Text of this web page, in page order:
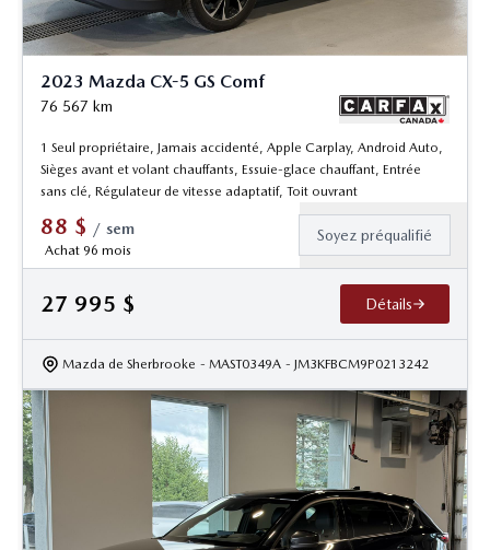
2023 Mazda CX-5 GS Comf
76 567 km
1 Seul propriétaire, Jamais accidenté, Apple Carplay, Android Auto,
Sièges avant et volant chauffants, Essuie-glace chauffant, Entrée
sans clé, Régulateur de vitesse adaptatif, Toit ouvrant
88 $ / sem
Achat 96 mois
Soyez préqualifié
27 995 $ Détails
Mazda de Sherbrooke - MAST0349A - JM3KFBCM9P0213242